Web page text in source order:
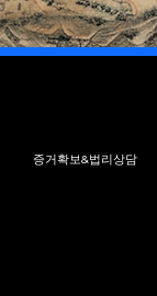
증거확보&법리상담